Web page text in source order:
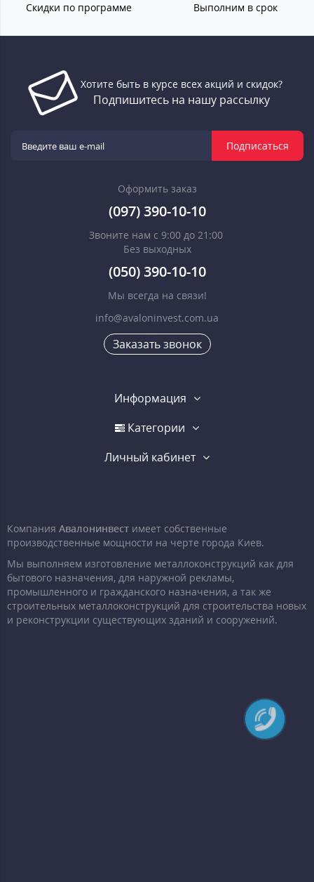
Скидки по программе Выполним в срок
Хотите быть в курсе всех акций и скидок?
Подпишитесь на нашу рассылку
Подписаться
Оформить заказ
(097) 390-10-10
Звоните нам с 9:00 до 21:00
Без выходных
(050) 390-10-10
Мы всегда на связи!
info@avaloninvest.com.ua
Заказать звонок
Информация
Категории
Личный кабинет
Компания Авалонинвест имеет собственные
производственные мощности на черте города Киев.
Мы выполняем изготовление металлоконструкций как для
бытового назначения, для наружной рекламы,
промышленного и гражданского назначения, а так же
строительных металлоконструкций для строительства новых
и реконструкции существующих зданий и сооружений.